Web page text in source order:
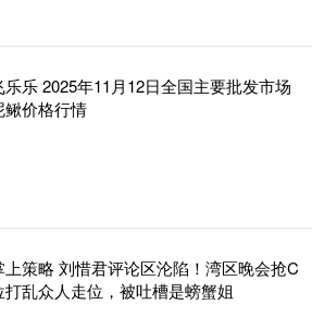
乐乐 2025年11月12日全国主要批发市场
鳅价格行情
上策略 刘惜君评论区沦陷！湾区晚会抢C
打乱众人走位，被吐槽是螃蟹姐